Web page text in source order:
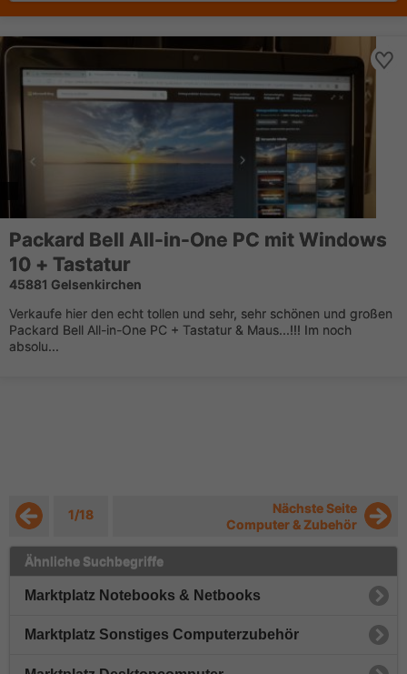
Packard Bell All-in-One PC mit Windows
10 + Tastatur
45881 Gelsenkirchen
Verkaufe hier den echt tollen und sehr, sehr schönen und großen
Packard Bell All-in-One PC + Tastatur & Maus...!!! Im noch
absolu...
1/18
Nächste Seite
Computer & Zubehör
Ähnliche Suchbegriffe
Marktplatz Notebooks & Netbooks
Marktplatz Sonstiges Computerzubehör